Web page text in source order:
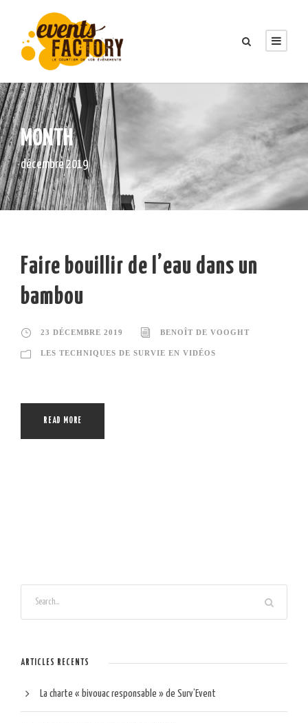
MONTH
décembre 2019
Faire bouillir de l’eau dans un
bambou
23 DÉCEMBRE 2019 BENOÎT DE VOOGHT
LES TECHNIQUES DE SURVIE EN VIDÉOS
READ MORE
ARTICLES RÉCENTS
La charte « bivouac responsable » de Surv’Event